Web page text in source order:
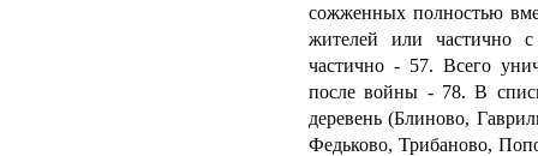
сожженных полностью
жителей или частично
частично - 57. Всего
после войны - 78.В
деревень (Блиново,
Федьково, Трибаново,